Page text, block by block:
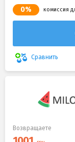
0% комиссия
Сравнить
Возвращаете